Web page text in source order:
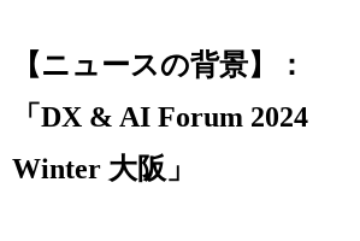
【ニュースの背景】：
「DX & AI Forum 2024
Winter 大阪」